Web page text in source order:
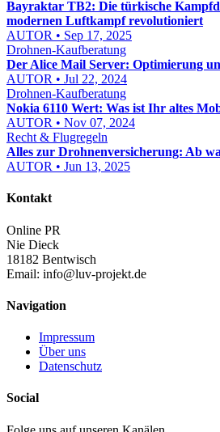
Bayraktar TB2: Die türkische
modernen Luftkampf revolutioniert
AUTOR • Sep 17, 2025
Drohnen-Kaufberatung
Der Alice Mail Server: Optimierung
AUTOR • Jul 22, 2024
Drohnen-Kaufberatung
Nokia 6110 Wert: Was ist Ihr altes
AUTOR • Nov 07, 2024
Recht & Flugregeln
Alles zur Drohnenversicherung: Ab
AUTOR • Jun 13, 2025
Kontakt
Online PR
Nie Dieck
18182 Bentwisch
Email: info@luv-projekt.de
Navigation
Impressum
Über uns
Datenschutz
Social